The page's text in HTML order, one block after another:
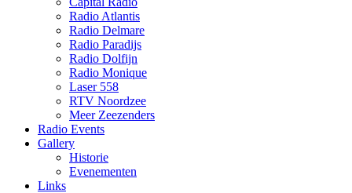
Radio Atlantis
Radio Delmare
Radio Paradijs
Radio Dolfijn
Radio Monique
Laser 558
RTV Noordzee
Meer Zeezenders
Radio Events
Gallery
Historie
Evenementen
Links